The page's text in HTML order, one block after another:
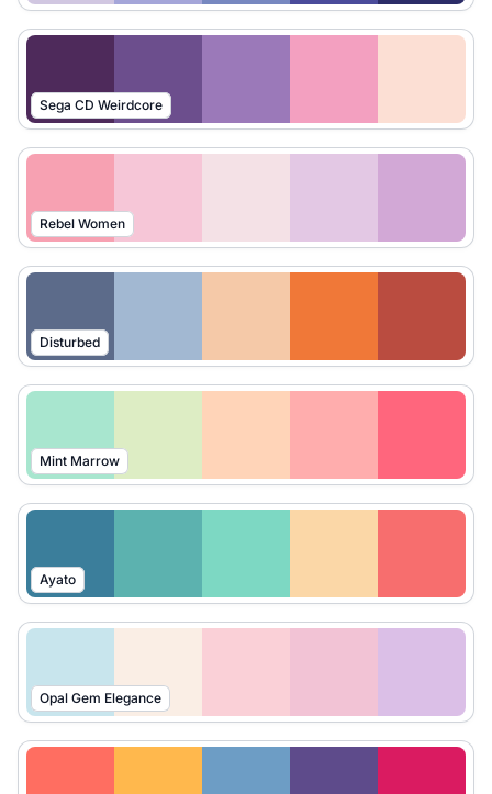
Sega CD Weirdcore
Rebel Women
Disturbed
Mint Marrow
Ayato
Opal Gem Elegance